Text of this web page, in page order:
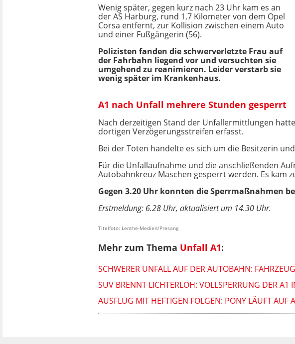
Wenig später, gegen kurz nach 23 Uhr kam es an
der AS Harburg, rund 1,7 Kilometer von dem Opel
Corsa entfernt, zur Kollision zwischen einem Auto
und einer Fußgängerin (56).
Polizisten fanden die schwerverletzte Frau auf
der Fahrbahn liegend vor und versuchten sie
umgehend zu reanimieren. Leider verstarb sie
wenig später im Krankenhaus.
A1 nach Unfall mehrere Stunden gesperrt
Nach derzeitigen Stand der Unfallermittlungen
dortigen Verzögerungsstreifen erfasst.
Bei der Toten handelte es sich um die Besitzerin
Für die Unfallaufnahme und die anschließenden
Autobahnkreuz Maschen gesperrt werden. Es kam
Gegen 3.20 Uhr konnten die Sperrmaßnahmen
Erstmeldung: 6.28 Uhr, aktualisiert um 14.30 Uhr.
Titelfoto: Lenthe-Medien/Presang
Mehr zum Thema Unfall A1:
SCHWERER UNFALL AUF DER AUTOBAHN:
SUV BRENNT LICHTERLOH: VOLLSPERRUNG DER A1
AUSFLUG MIT HEFTIGEN FOLGEN: PONY LÄUFT